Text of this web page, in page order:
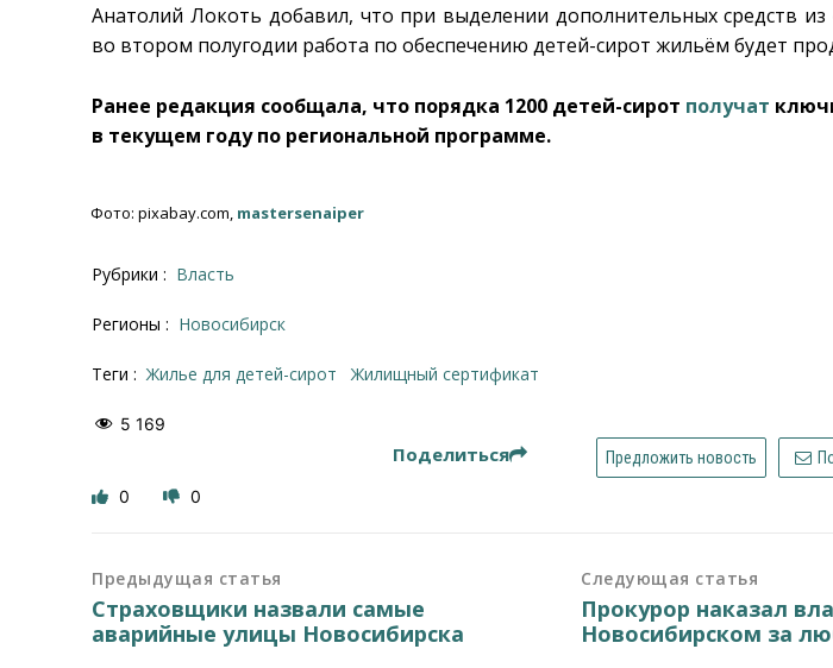
Анатолий Локоть добавил, что при выделении дополнительных средств из
во втором полугодии работа по обеспечению детей-сирот жильём будет
Ранее редакция сообщала, что порядка 1200 детей-сирот получат
в текущем году по региональной программе.
Фото: pixabay.com, mastersenaiper
Рубрики : Власть
Регионы : Новосибирск
Теги : жилье для детей-сирот жилищный сертификат
5 169
Поделиться Предложить новость
0 0
Предыдущая статья
Страховщики назвали самые
аварийные улицы Новосибирска
Следующая статья
Прокурор наказал
Новосибирском за